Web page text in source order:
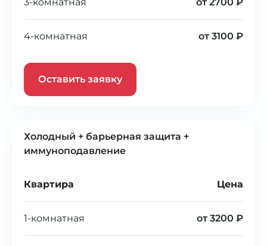
3-комнатная от 2700 ₽
4-комнатная от 3100 ₽
Оставить заявку
Холодный + барьерная защита +
иммуноподавление
Квартира Цена
1-комнатная от 3200 ₽